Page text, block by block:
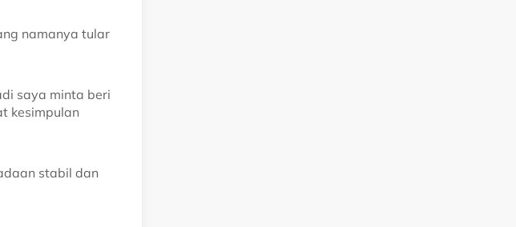
namanya tular
saya minta beri
kesimpulan
stabil dan